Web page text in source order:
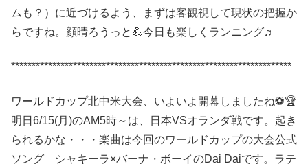
ムも？）に近づけるよう、まずは客観視して現状の把握か
らですね。顔晴ろうっと💪今日も楽しくランニング♬
********************************************************************
ワールドカップ北中米大会、いよいよ開幕しましたね⚽🏆
明日6/15(月)のAM5時～は、日本VSオランダ戦です。起き
られるかな・・・楽曲は今回のワールドカップの大会公式
ソング シャキーラ×バーナ・ボーイのDai Daiです。ラテ